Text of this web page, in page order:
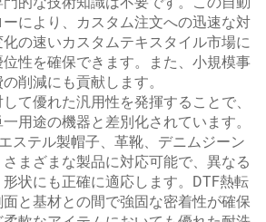
により、カスタム注文への迅速な対
の速いカスタムテキスタイル市場に
性を確保できます。また、小規模事
削減にも貢献します。
て優れた汎用性を発揮することで、
用途の機器と差別化されています。
ステル製帽子、革靴、デニムジーン
まざまな製品に対応可能で、異なる
状にも正確に適応します。DTF熱転
と基材との間で強固な密着性が確保